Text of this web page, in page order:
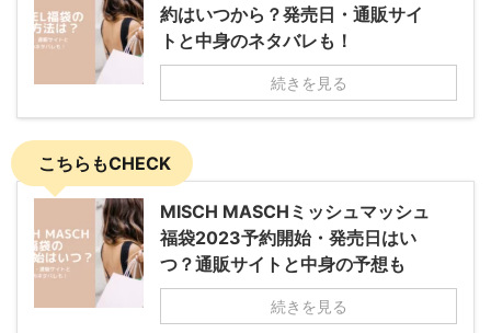
約はいつから？発売日・通販サイ
トと中身のネタバレも！
続きを見る
こちらもCHECK
MISCH MASCHミッシュマッシュ
福袋2023予約開始・発売日はい
つ？通販サイトと中身の予想も
続きを見る